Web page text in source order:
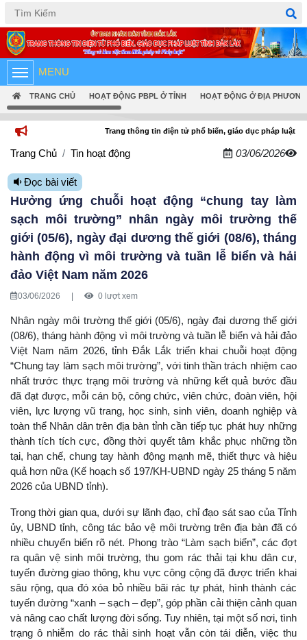
Tiếng Việt English
MENU
TRANG CHỦ HOẠT ĐỘNG PBPL Ở TỈNH HOẠT ĐỘNG Ở ĐỊA PHƯƠNG
Trang thông tin điện tử phổ biến, giáo dục pháp luật tỉnh Đắk Lắk
Trang Chủ Tin hoạt động 03/06/2026
Đọc bài viết
Hưởng ứng chuỗi hoạt động “chung tay làm
sạch môi trường” nhân ngày môi trường thế
giới (05/6), ngày đại dương thế giới (08/6), tháng
hành động vì môi trường và tuần lễ biển và hải
đảo Việt Nam năm 2026
03/06/2026 0 lượt xem
Nhân ngày môi trường thế giới (05/6), ngày đại dương thế giới
(08/6), tháng hành động vì môi trường và tuần lễ biển và hải đảo
Việt Nam năm 2026, tỉnh Đắk Lắk triển khai chuỗi hoạt động
“Chung tay làm sạch môi trường”, với tinh thần trách nhiệm cao
nhất trước thực trạng môi trường và những kết quả bước đầu
đã đạt được, mỗi cán bộ, công chức, viên chức, đoàn viên, hội
viên, lực lượng vũ trang, học sinh, sinh viên, doanh nghiệp và
toàn thể Nhân dân trên địa bàn tỉnh cần tiếp tục phát huy những
thành tích tích cực, đồng thời quyết tâm khắc phục những tồn
tại, hạn chế, chung tay hành động mạnh mẽ, thiết thực và hiệu
quả hơn nữa (Kế hoạch số 197/KH-UBND ngày 25 tháng 5 năm
2026 của UBND tỉnh).
Trong thời gian qua, dưới sự lãnh đạo, chỉ đạo sát sao của Tỉnh
ủy, UBND tỉnh, công tác bảo vệ môi trường trên địa bàn đã có
nhiều chuyển biến rõ nét. Phong trào “Làm sạch biển”, các đợt
ra quân vệ sinh môi trường, thu gom rác thải tại khu dân cư,
tuyến đường giao thông, khu vực công cộng đã được triển khai
sâu rộng, qua đó xóa bỏ nhiều bãi rác tự phát, hình thành các
tuyến đường “xanh – sạch – đẹp”, góp phần cải thiện cảnh quan
và nâng cao chất lượng đời sống. Tuy nhiên, tại một số nơi, tình
trạng ô nhiễm do rác thải sinh hoạt vẫn còn tái diễn, việc thu